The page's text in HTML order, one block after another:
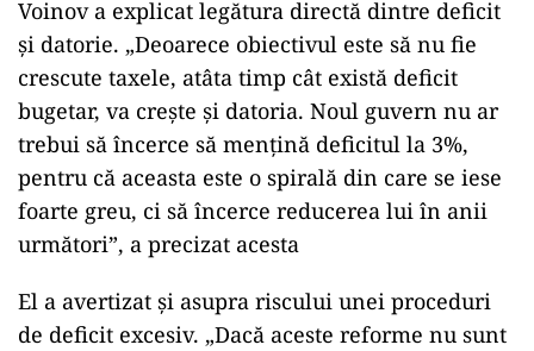
Voinov a explicat legătura directă dintre deficit
și datorie. „Deoarece obiectivul este să nu fie
crescute taxele, atâta timp cât există deficit
bugetar, va crește și datoria. Noul guvern nu ar
trebui să încerce să mențină deficitul la 3%,
pentru că aceasta este o spirală din care se iese
foarte greu, ci să încerce reducerea lui în anii
următori”, a precizat acesta
El a avertizat și asupra riscului unei proceduri
de deficit excesiv. „Dacă aceste reforme nu sunt